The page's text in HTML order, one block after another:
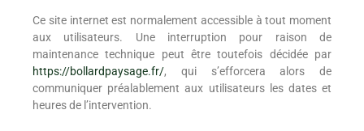
Ce site internet est normalement accessible à tout moment
aux utilisateurs. Une interruption pour raison de
maintenance technique peut être toutefois décidée par
https://bollardpaysage.fr/, qui s’efforcera alors de
communiquer préalablement aux utilisateurs les dates et
heures de l’intervention.